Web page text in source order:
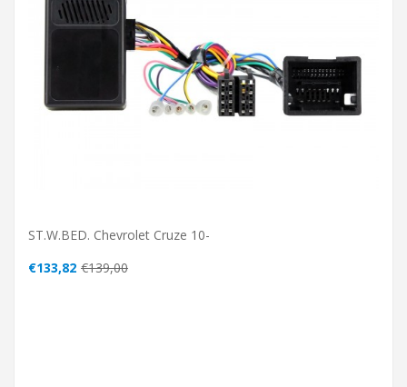
ST.W.BED. Chevrolet Cruze 10-
€133,82 €139,00